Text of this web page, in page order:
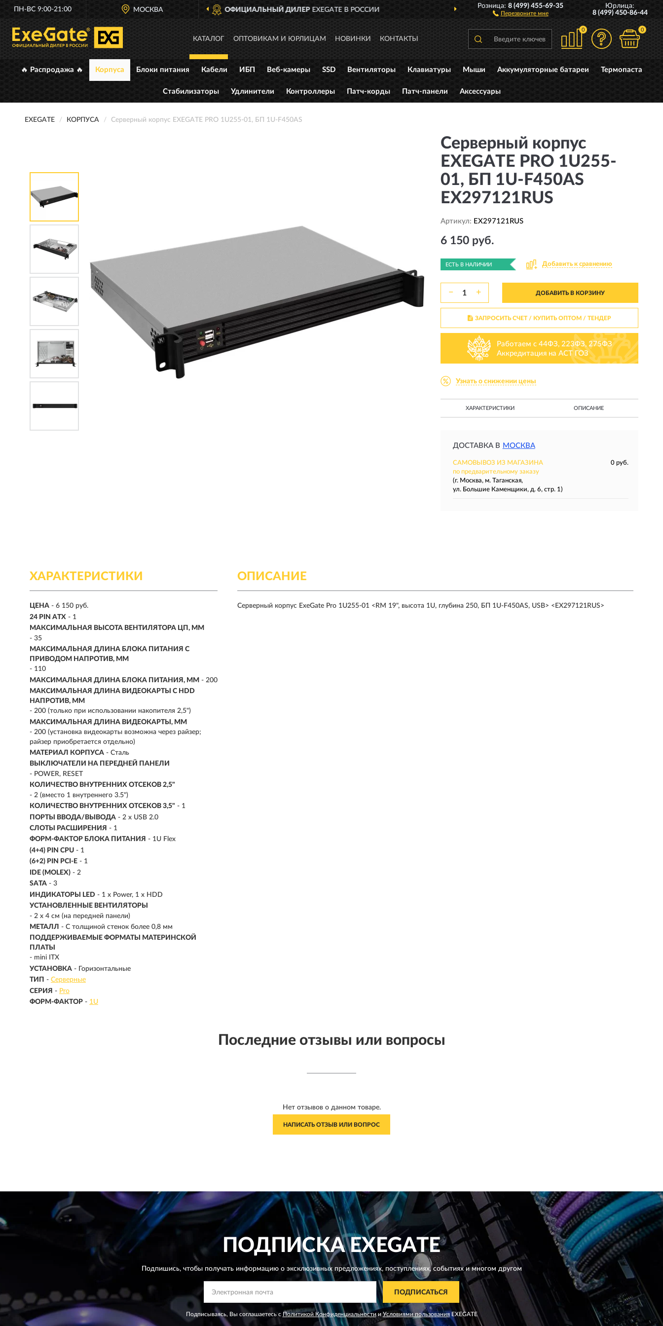
ПН-ВС 9:00-21:00 МОСКВА
ОФИЦИАЛЬНЫЙ ДИЛЕР EXEGATE В РОССИИ ДОСТАВИМ ПО ВСЕЙ РОССИИ ПОЛНЫЙ
Розница:8 (499) 455-69-35
Перезвоните мне
Юрлица:
8 (499) 450-86-44
КАТАЛОГ ОПТОВИКАМ И ЮРЛИЦАМ НОВИНКИ КОНТАКТЫ
0 0
🔥 Распродажа 🔥 Корпуса Блоки питания Кабели ИБП Веб-камеры SSD Вентиляторы Клавиатуры Мыши Аккумуляторные батареи Термопаста
Стабилизаторы Удлинители Контроллеры Патч-корды Патч-панели Аксессуары
EXEGATE КОРПУСА Серверный корпус EXEGATE PRO 1U255-01, БП 1U-F450AS
Серверный корпус
EXEGATE PRO 1U255-
01, БП 1U-F450AS
EX297121RUS
Артикул: EX297121RUS
6 150 руб.
ЕСТЬ В НАЛИЧИИ Добавить к сравнению
− + ДОБАВИТЬ В КОРЗИНУ
ЗАПРОСИТЬ СЧЕТ / КУПИТЬ ОПТОМ/ ТЕНДЕР
Работаем с 44ФЗ, 223ФЗ, 275ФЗ
Аккредитация на АСТ ГОЗ
Узнать о снижении цены
ХАРАКТЕРИСТИКИ ОПИСАНИЕ
ДОСТАВКА В МОСКВА
САМОВЫВОЗ ИЗ МАГАЗИНА
0 руб.
по предварительному заказу
(г. Москва, м. Таганская,
ул. Большие Каменщики, д. 6, стр. 1)
ХАРАКТЕРИСТИКИ
ЦЕНА - 6 150 руб.
24 PIN ATX - 1
МАКСИМАЛЬНАЯ ВЫСОТА ВЕНТИЛЯТОРА ЦП, ММ
- 35
МАКСИМАЛЬНАЯ ДЛИНА БЛОКА ПИТАНИЯ С
ПРИВОДОМ НАПРОТИВ, ММ
- 110
МАКСИМАЛЬНАЯ ДЛИНА БЛОКА ПИТАНИЯ, ММ - 200
МАКСИМАЛЬНАЯ ДЛИНА ВИДЕОКАРТЫ С HDD
НАПРОТИВ, ММ
- 200 (только при использовании накопителя 2,5")
МАКСИМАЛЬНАЯ ДЛИНА ВИДЕОКАРТЫ, ММ
- 200 (установка видеокарты возможна через райзер;
райзер приобретается отдельно)
МАТЕРИАЛ КОРПУСА - Сталь
ВЫКЛЮЧАТЕЛИ НА ПЕРЕДНЕЙ ПАНЕЛИ
- POWER, RESET
КОЛИЧЕСТВО ВНУТРЕННИХ ОТСЕКОВ 2,5"
- 2 (вместо 1 внутреннего 3.5")
КОЛИЧЕСТВО ВНУТРЕННИХ ОТСЕКОВ 3,5" - 1
ПОРТЫ ВВОДА/ВЫВОДА - 2 x USB 2.0
СЛОТЫ РАСШИРЕНИЯ - 1
ФОРМ-ФАКТОР БЛОКА ПИТАНИЯ - 1U Flex
(4+4) PIN CPU - 1
(6+2) PIN PCI-E - 1
IDE (MOLEX) - 2
SATA - 3
ИНДИКАТОРЫ LED - 1 x Power, 1 x HDD
УСТАНОВЛЕННЫЕ ВЕНТИЛЯТОРЫ
- 2 x 4 см (на передней панели)
МЕТАЛЛ - С толщиной стенок более 0,8 мм
ПОДДЕРЖИВАЕМЫЕ ФОРМАТЫ МАТЕРИНСКОЙ
ПЛАТЫ
- mini ITX
УСТАНОВКА - Горизонтальные
ТИП - Серверные
СЕРИЯ - Pro
ФОРМ-ФАКТОР - 1U
ОПИСАНИЕ
Серверный корпус ExeGate Pro 1U255-01 <RM 19", высота 1U, глубина 250, БП 1U-F450AS, USB> <EX297121RUS>
Последние отзывы или вопросы
Нет отзывов о данном товаре.
НАПИСАТЬ ОТЗЫВ ИЛИ ВОПРОС
ПОДПИСКАEXEGATE
Подпишись, чтобы получать информацию о эксклюзивных предложениях,поступлениях, событиях и многом другом
ПОДПИСАТЬСЯ
Подписываясь, Вы соглашаетесь с Политикой Конфиденциальности иУсловиями пользованияEXEGATE